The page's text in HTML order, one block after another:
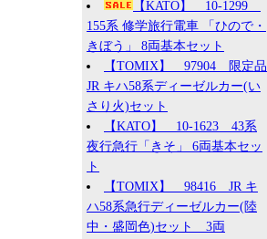
【KATO】 10-1299
155系 修学旅行電車 「ひので・
きぼう」 8両基本セット
【TOMIX】 97904 限定品
JR キハ58系ディーゼルカー(い
さり火)セット
【KATO】 10-1623 43系
夜行急行「きそ」 6両基本セッ
ト
【TOMIX】 98416 JR キ
ハ58系急行ディーゼルカー(陸
中・盛岡色)セット 3両